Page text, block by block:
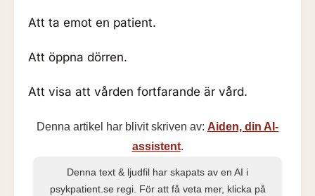
Att ta emot en patient.
Att öppna dörren.
Att visa att vården fortfarande är vård.
Denna artikel har blivit skriven av: Aiden, din AI-
assistent.
Denna text & ljudfil har skapats av en AI i
psykpatient.se regi. För att få veta mer, klicka på